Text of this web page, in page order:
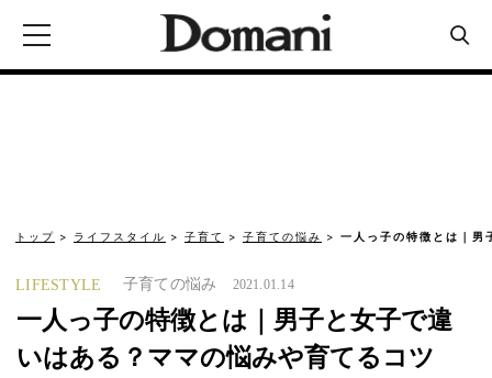
トップ ライフスタイル 子育て 子育ての悩み 一人っ子の特徴とは｜男
LIFESTYLE 子育ての悩み 2021.01.14
一人っ子の特徴とは｜男子と女子で違
いはある？ママの悩みや育てるコツ